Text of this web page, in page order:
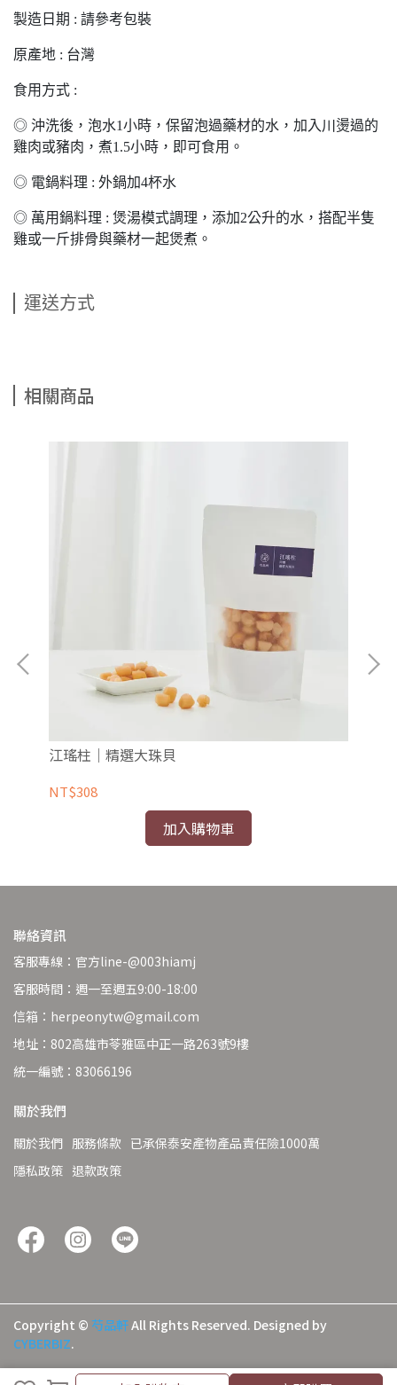
加入購物車
製造日期 : 請參考包裝
原產地 : 台灣
食用方式 :
◎ 沖洗後，泡水1小時，保留泡過藥材的水，加入川燙過的
雞肉或豬肉，煮1.5小時，即可食用。
◎ 電鍋料理 : 外鍋加4杯水
◎ 萬用鍋料理 : 煲湯模式調理，添加2公升的水，搭配半隻
雞或一斤排骨與藥材一起煲煮。
運送方式
相關商品
江瑤柱｜精選大珠貝
NT$308
加入購物車
聯絡資訊
客服專線：官方line-@003hiamj
客服時間：週一至週五9:00-18:00
信箱：herpeonytw@gmail.com
地址：802高雄市苓雅區中正一路263號9樓
統一編號：83066196
關於我們
關於我們 服務條款 已承保泰安產物產品責任險1000萬
隱私政策 退款政策
Copyright © 芍品軒All Rights Reserved. Designed by
CYBERBIZ.